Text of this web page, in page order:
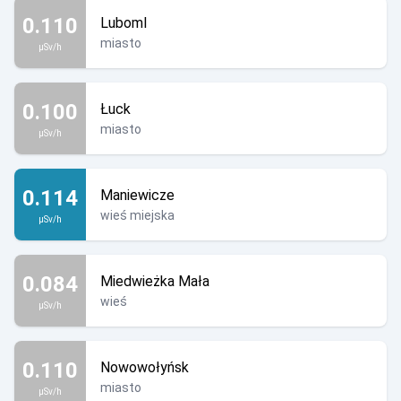
0.110
µSv/h
Luboml
miasto
0.100
µSv/h
Łuck
miasto
0.114
µSv/h
Maniewicze
wieś miejska
0.084
µSv/h
Miedwieżka Mała
wieś
0.110
µSv/h
Nowowołyńsk
miasto